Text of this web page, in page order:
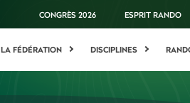
CONGRÈS 2026 ESPRIT RANDO
LA FÉDÉRATION DISCIPLINES